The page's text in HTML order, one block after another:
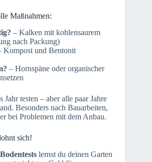
Maßnahmen:
– Kalken mit kohlensaurem
nach Packung)
Kompost und Bentonit
– Hornspäne oder organischer
Jahr testen – aber alle paar Jahre
Besonders nach Bauarbeiten,
bei Problemen mit dem Anbau.
sich!
lernst du deinen Garten